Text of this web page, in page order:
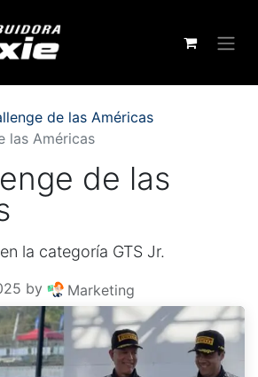
de las Américas
las Américas
de las
la categoría GTS Jr.
by Marketing